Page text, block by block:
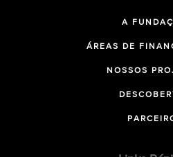
A
ÁREAS DE
NOSSOS